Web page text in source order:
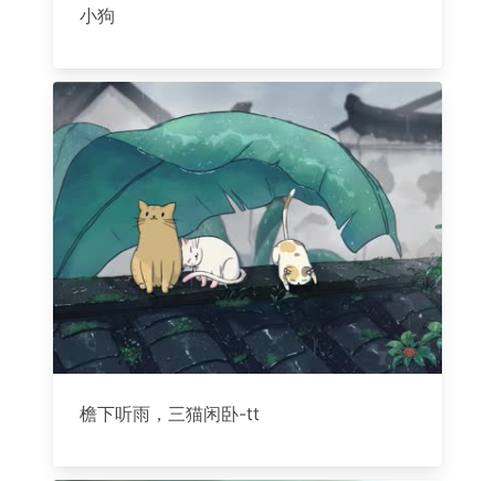
小狗
檐下听雨，三猫闲卧-tt